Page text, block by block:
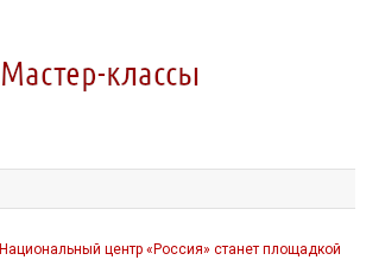
Национальный центр «Россия» станет площадкой